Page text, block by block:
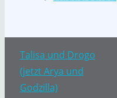
Talisa und Drogo
(jetzt Arya und
Godzilla)